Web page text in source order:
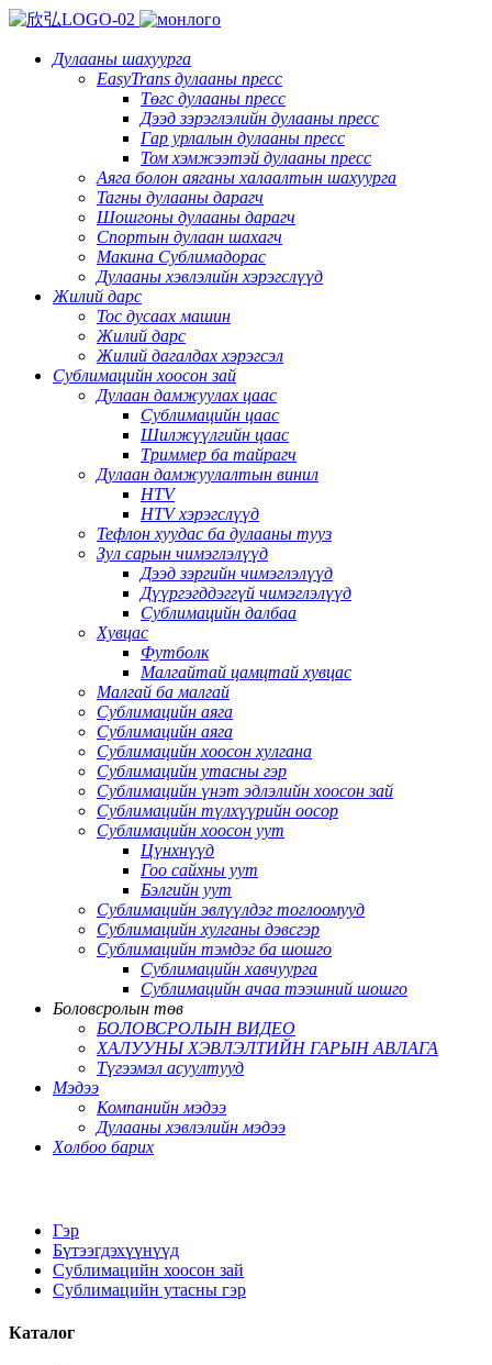
Дулааны шахуурга
EasyTrans дулааны пресс
Төгс дулааны пресс
Дээд зэрэглэлийн дулааны пресс
Гар урлалын дулааны пресс
Том хэмжээтэй дулааны пресс
Аяга болон аяганы халаалтын шахуурга
Тагны дулааны дарагч
Шошгоны дулааны дарагч
Спортын дулаан шахагч
Макина Сублимадорас
Дулааны хэвлэлийн хэрэгслүүд
Жилий дарс
Тос дусаах машин
Жилий дарс
Жилий дагалдах хэрэгсэл
Сублимацийн хоосон зай
Дулаан дамжуулах цаас
Сублимацийн цаас
Шилжүүлгийн цаас
Триммер ба тайрагч
Дулаан дамжуулалтын винил
HTV
HTV хэрэгслүүд
Тефлон хуудас ба дулааны тууз
Зул сарын чимэглэлүүд
Дээд зэргийн чимэглэлүүд
Дүүргэгддэггүй чимэглэлүүд
Сублимацийн далбаа
Хувцас
Футболк
Малгайтай цамцтай хувцас
Малгай ба малгай
Сублимацийн аяга
Сублимацийн аяга
Сублимацийн хоосон хулгана
Сублимацийн утасны гэр
Сублимацийн үнэт эдлэлийн хоосон зай
Сублимацийн түлхүүрийн оосор
Сублимацийн хоосон уут
Цүнхнүүд
Гоо сайхны уут
Бэлгийн уут
Сублимацийн эвлүүлдэг тоглоомууд
Сублимацийн хулганы дэвсгэр
Сублимацийн тэмдэг ба шошго
Сублимацийн хавчуурга
Сублимацийн ачаа тээшний шошго
Боловсролын төв
БОЛОВСРОЛЫН ВИДЕО
ХАЛУУНЫ ХЭВЛЭЛТИЙН ГАРЫН АВЛАГА
Түгээмэл асуултууд
Мэдээ
Компанийн мэдээ
Дулааны хэвлэлийн мэдээ
Холбоо барих
Гэр
Бүтээгдэхүүнүүд
Сублимацийн хоосон зай
Сублимацийн утасны гэр
Каталог